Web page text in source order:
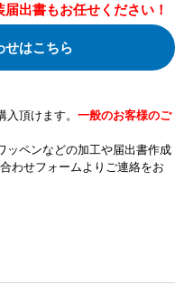
出書もお任せください！
せはこちら
頂けます。 一般のお客様のご
ッペンなどの加工や届出書作成
わせフォームよりご連絡をお